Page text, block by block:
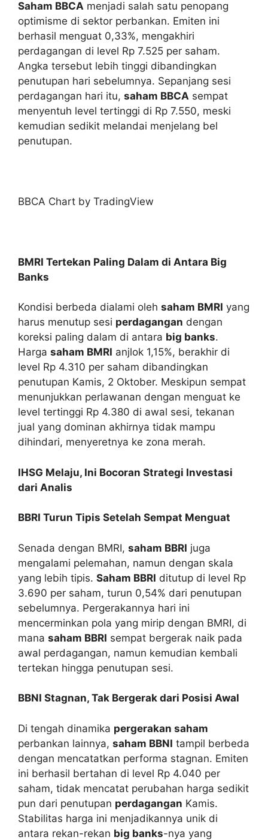
Saham BBCA menjadi salah satu penopang
optimisme di sektor perbankan. Emiten ini
berhasil menguat 0,33%, mengakhiri
perdagangan di level Rp 7.525 per saham.
Angka tersebut lebih tinggi dibandingkan
penutupan hari sebelumnya. Sepanjang sesi
perdagangan hari itu, saham BBCA sempat
menyentuh level tertinggi di Rp 7.550, meski
kemudian sedikit melandai menjelang bel
penutupan.
BBCA Chart by TradingView
BMRI Tertekan Paling Dalam di Antara Big
Banks
Kondisi berbeda dialami oleh saham BMRI yang
harus menutup sesi perdagangan dengan
koreksi paling dalam di antara big banks.
Harga saham BMRI anjlok 1,15%, berakhir di
level Rp 4.310 per saham dibandingkan
penutupan Kamis, 2 Oktober. Meskipun sempat
menunjukkan perlawanan dengan menguat ke
level tertinggi Rp 4.380 di awal sesi, tekanan
jual yang dominan akhirnya tidak mampu
dihindari, menyeretnya ke zona merah.
IHSG Melaju, Ini Bocoran Strategi Investasi
dari Analis
BBRI Turun Tipis Setelah Sempat Menguat
Senada dengan BMRI, saham BBRI juga
mengalami pelemahan, namun dengan skala
yang lebih tipis. Saham BBRI ditutup di level Rp
3.690 per saham, turun 0,54% dari penutupan
sebelumnya. Pergerakannya hari ini
mencerminkan pola yang mirip dengan BMRI, di
mana saham BBRI sempat bergerak naik pada
awal perdagangan, namun kemudian kembali
tertekan hingga penutupan sesi.
BBNI Stagnan, Tak Bergerak dari Posisi Awal
Di tengah dinamika pergerakan saham
perbankan lainnya, saham BBNI tampil berbeda
dengan mencatatkan performa stagnan. Emiten
ini berhasil bertahan di level Rp 4.040 per
saham, tidak mencatat perubahan harga sedikit
pun dari penutupan perdagangan Kamis.
Stabilitas harga ini menjadikannya unik di
antara rekan-rekan big banks-nya yang